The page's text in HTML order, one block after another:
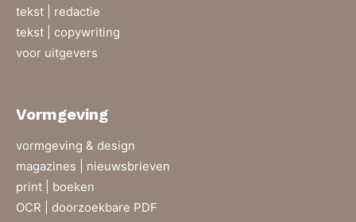
tekst | redactie
tekst | copywriting
voor uitgevers
Vormgeving
vormgeving & design
magazines | nieuwsbrieven
print | boeken
OCR | doorzoekbare PDF